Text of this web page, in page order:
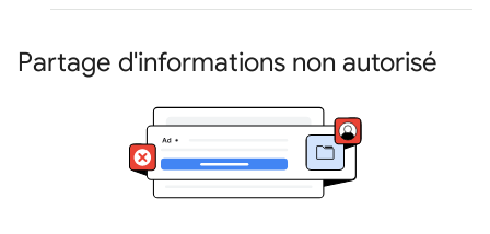
Partage d'informations non autorisé